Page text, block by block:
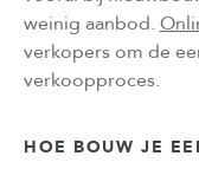
weinig aanbod.
verkopers om de
verkoopproces.
HOE BOUW JE